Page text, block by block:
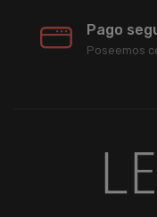
Pago
Poseemos